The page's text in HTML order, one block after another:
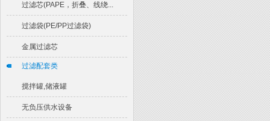
过滤芯(PAPE，折叠、线绕...
过滤袋(PE/PP过滤袋)
金属过滤芯
过滤配套类
搅拌罐,储液罐
无负压供水设备